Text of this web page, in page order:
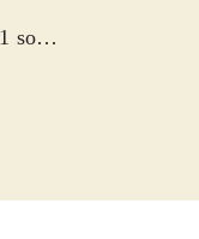
som